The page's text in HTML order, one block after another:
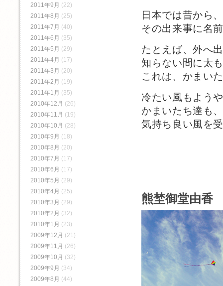
日本では昔から
その出来事に名
たとえば、外へ
知らない間に太
これは、かまい
冷たい風もよう
かまいたち達も
気持ち良い風を
熊埜御堂由香
2011年9月 (22)
2011年8月 (25)
2011年7月 (40)
2011年6月 (35)
2011年5月 (29)
2011年4月 (17)
2011年3月 (20)
2011年2月 (19)
2011年1月 (35)
2010年12月 (26)
2010年11月 (19)
2010年10月 (28)
2010年9月 (18)
2010年8月 (20)
2010年7月 (17)
2010年6月 (17)
2010年5月 (29)
2010年4月 (25)
2010年3月 (29)
2010年2月 (32)
2010年1月 (23)
2009年12月 (21)
2009年11月 (26)
2009年10月 (32)
2009年9月 (34)
2009年8月 (44)